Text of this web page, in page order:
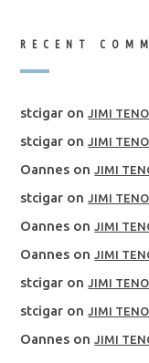
RECENT
stcigar onJIMI
stcigar onJIMI
Oannes onJIMI
stcigar onJIMI
Oannes onJIMI
Oannes onJIMI
stcigar onJIMI
stcigar onJIMI
Oannes onJIMI